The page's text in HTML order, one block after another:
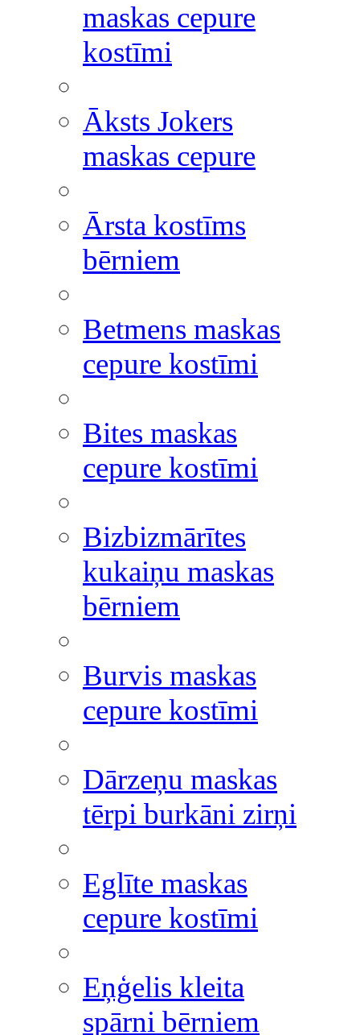
maskas cepure
kostīmi
Āksts Jokers
maskas cepure
Ārsta kostīms
bērniem
Betmens maskas
cepure kostīmi
Bites maskas
cepure kostīmi
Bizbizmārītes
kukaiņu maskas
bērniem
Burvis maskas
cepure kostīmi
Dārzeņu maskas
tērpi burkāni zirņi
Eglīte maskas
cepure kostīmi
Eņģelis kleita
spārni bērniem